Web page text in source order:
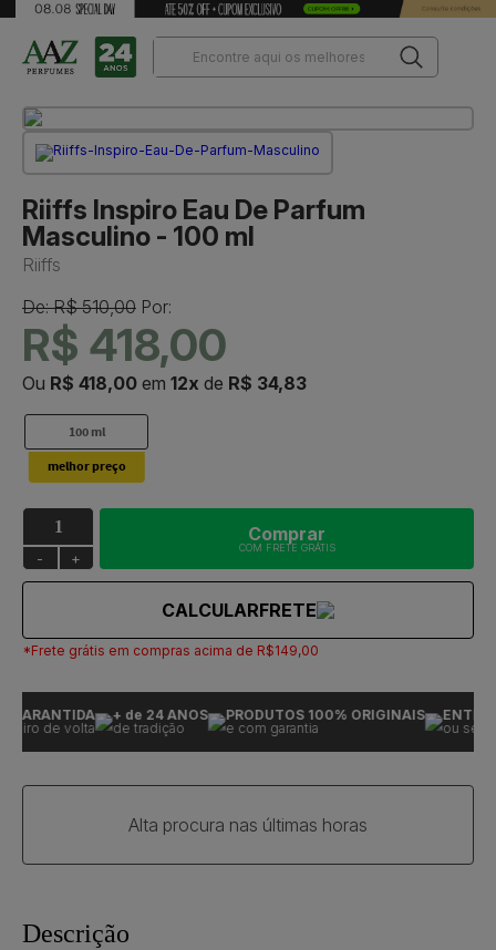
Riiffs Inspiro Eau De Parfum
Masculino - 100 ml
Riiffs
De: R$ 510,00 Por:
R$ 418,00
Ou R$ 418,00 em 12x de R$ 34,83
100 ml
- +
Comprar
COM FRETE GRÁTIS
CALCULARFRETE
*Frete grátis em compras acima de R$149,00
de volta
+ de 24 ANOS
de tradição
PRODUTOS 100% ORIGINAIS
e com garantia
ou seu
Alta procura nas últimas horas
Descrição